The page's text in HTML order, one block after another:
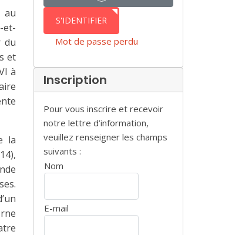
au
et-
du
et
à
la
AUTHENTICATION
S'IDENTIFIER
Mot de passe perdu
Inscription
Pour vous inscrire et recevoir
notre lettre d’information,
veuillez renseigner les champs
suivants :
Nom
E-mail